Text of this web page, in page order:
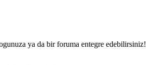
ya da bir foruma entegre edebilirsiniz!